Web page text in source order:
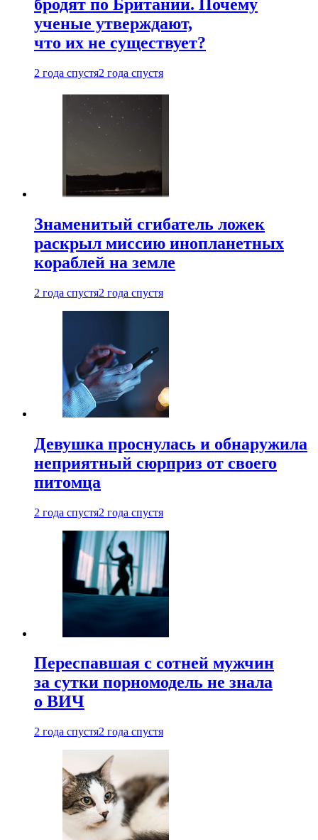
бродят по Британии. Почему
ученые утверждают,
что их не существует?
2 года спустя2 года спустя
Знаменитый сгибатель ложек
раскрыл миссию инопланетных
кораблей на земле
2 года спустя2 года спустя
Девушка проснулась и обнаружила
неприятный сюрприз от своего
питомца
2 года спустя2 года спустя
Переспавшая с сотней мужчин
за сутки порномодель не знала
о ВИЧ
2 года спустя2 года спустя